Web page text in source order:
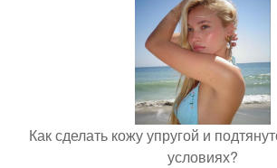
Как сделать кожу упругой и
условиях?